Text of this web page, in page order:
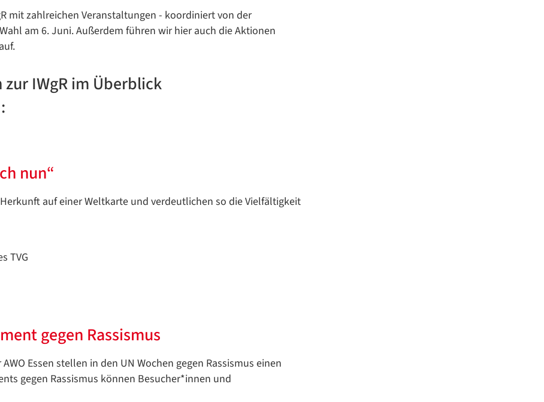
mit zahlreichen Veranstaltungen - koordiniert von der
am 6. Juni. Außerdem führen wir hier auch die Aktionen
IWgR im Überblick
nun“
auf einer Weltkarte und verdeutlichen so die Vielfältigkeit
TVG
gegen Rassismus
Essen stellen in den UN Wochen gegen Rassismus einen
gegen Rassismus können Besucher*innen und